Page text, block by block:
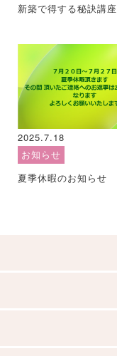
新築で得する秘訣講座
2025.7.18
お知らせ
夏季休暇のお知らせ